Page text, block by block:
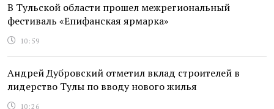
В Тульской области прошел межрегиональный
фестиваль «Епифанская ярмарка»
10:59
Андрей Дубровский отметил вклад строителей в
лидерство Тулы по вводу нового жилья
10:26